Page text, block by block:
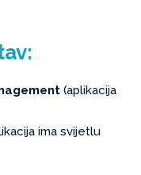
(aplikacija
ima svijetlu